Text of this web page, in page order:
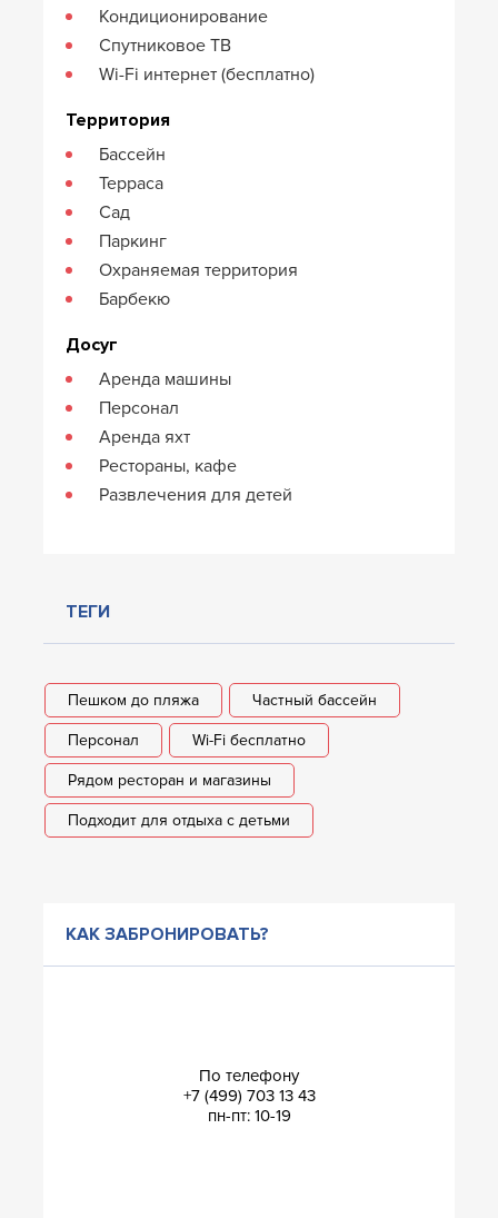
Кондиционирование
Спутниковое ТВ
Wi-Fi интернет (бесплатно)
Территория
Бассейн
Терраса
Сад
Паркинг
Охраняемая территория
Барбекю
Досуг
Аренда машины
Персонал
Аренда яхт
Рестораны, кафе
Развлечения для детей
ТЕГИ
Пешком до пляжа Частный бассейн
Персонал Wi-Fi бесплатно
Рядом ресторан и магазины
Подходит для отдыха с детьми
КАК ЗАБРОНИРОВАТЬ?
По телефону
+7 (499) 703 13 43
пн-пт: 10-19